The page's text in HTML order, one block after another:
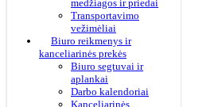
medžiagos ir priedai
Transportavimo
vežimėliai
Biuro reikmenys ir
kanceliarinės prekės
Biuro segtuvai ir
aplankai
Darbo kalendoriai
Kanceliarinės